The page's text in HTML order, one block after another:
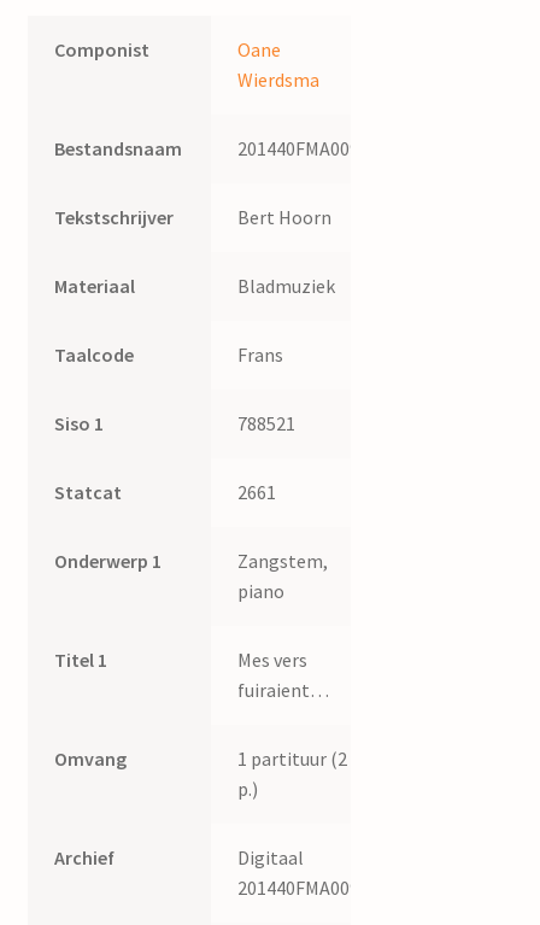
quantity
Componist
Oane
Wierdsma
Bestandsnaam 201440FMA009
Tekstschrijver Bert Hoorn
Materiaal Bladmuziek
Taalcode Frans
Siso 1 788521
Statcat 2661
Onderwerp 1
Zangstem,
piano
Titel 1
Mes vers
fuiraient…
Omvang
1 partituur (2
p.)
Archief
Digitaal
201440FMA009